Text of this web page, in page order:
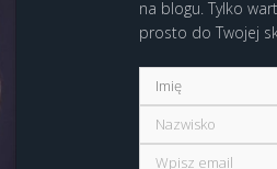
na blogu. Tylko
prosto do Twojej